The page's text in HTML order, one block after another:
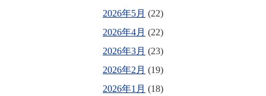
2026年5月 (22)
2026年4月 (22)
2026年3月 (23)
2026年2月 (19)
2026年1月 (18)